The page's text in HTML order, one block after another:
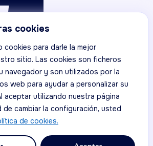
cookies
cookies para darle la mejor
sitio. Las cookies son ficheros
navegador y son utilizados por la
web para ayudar a personalizar su
aceptar utilizando nuestra página
de cambiar la configuración, usted
de cookies.